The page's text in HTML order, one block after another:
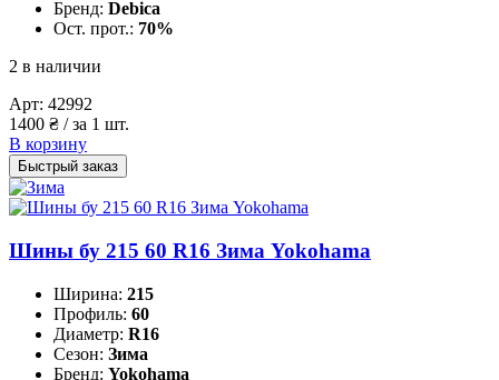
Бренд: Debica
Ост. прот.: 70%
2 в наличии
Арт: 42992
1400 ₴ / за 1 шт.
В корзину
Быстрый заказ
Шины бу 215 60 R16 Зима Yokohama
Ширина: 215
Профиль: 60
Диаметр: R16
Сезон: Зима
Бренд: Yokohama